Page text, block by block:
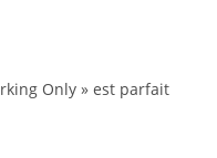
Only » est parfait